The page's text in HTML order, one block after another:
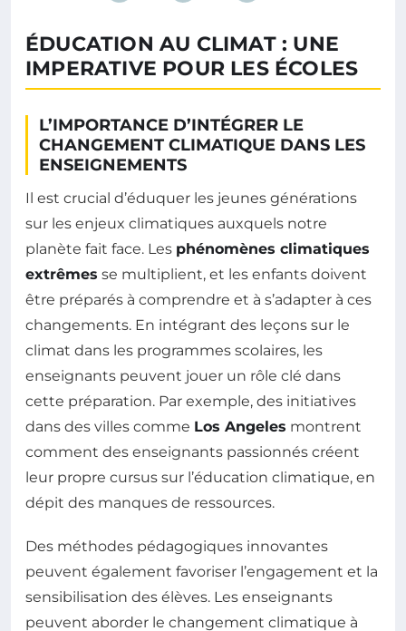
ÉDUCATION AU CLIMAT : UNE
IMPERATIVE POUR LES ÉCOLES
L’IMPORTANCE D’INTÉGRER LE
CHANGEMENT CLIMATIQUE DANS LES
ENSEIGNEMENTS
Il est crucial d’éduquer les jeunes générations
sur les enjeux climatiques auxquels notre
planète fait face. Les phénomènes climatiques
extrêmes se multiplient, et les enfants doivent
être préparés à comprendre et à s’adapter à ces
changements. En intégrant des leçons sur le
climat dans les programmes scolaires, les
enseignants peuvent jouer un rôle clé dans
cette préparation. Par exemple, des initiatives
dans des villes comme Los Angeles montrent
comment des enseignants passionnés créent
leur propre cursus sur l’éducation climatique, en
dépit des manques de ressources.
Des méthodes pédagogiques innovantes
peuvent également favoriser l’engagement et la
sensibilisation des élèves. Les enseignants
peuvent aborder le changement climatique à